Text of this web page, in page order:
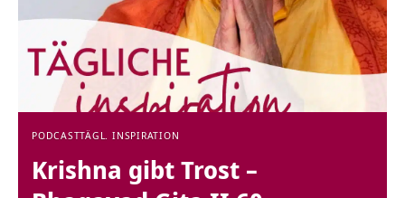
PODCASTTÄGL. INSPIRATION
Krishna gibt Trost –